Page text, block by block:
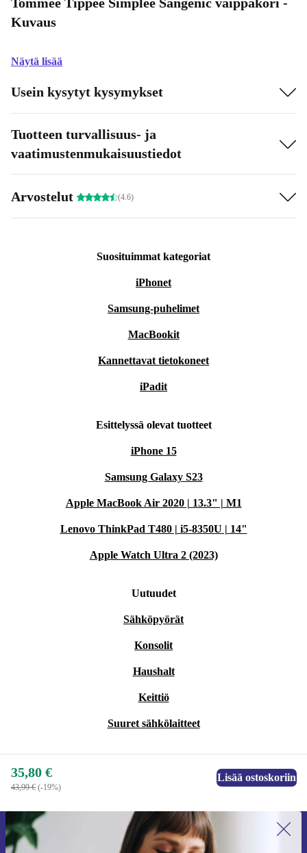
Kuvaus
Näytä lisää
Usein kysytyt kysymykset
Tuotteen turvallisuus- ja
vaatimustenmukaisuustiedot
Arvostelut (4.6)
Suosituimmat kategoriat
iPhonet
Samsung-puhelimet
MacBookit
Kannettavat tietokoneet
iPadit
Esittelyssä olevat tuotteet
iPhone 15
Samsung Galaxy S23
Apple MacBook Air 2020 | 13.3" | M1
Lenovo ThinkPad T480 | i5-8350U | 14"
Apple Watch Ultra 2 (2023)
Uutuudet
Sähköpyörät
Konsolit
Haushalt
Keittiö
Suuret sähkölaitteet
35,80 €
43,99 € (-19%)
Lisää ostoskoriin
Liity ensimmäistä kertaa uutiskirjeen